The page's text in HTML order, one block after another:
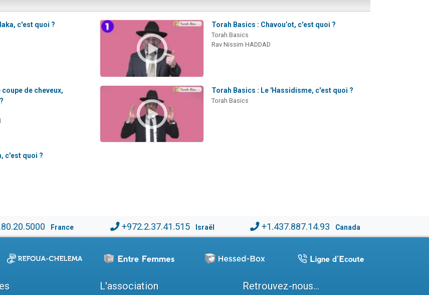
c'est quoi ? Torah Basics : Chavou’ot, c'est quoi ?
Torah Basics
Rav Nissim HADDAD
de cheveux,
Torah Basics : Le 'Hassidisme, c'est quoi ?
Torah Basics
c'est quoi ?
France +972.2.37.41.515 Israël +1.437.887.14.93 Canada
L'association Retrouvez-nous...